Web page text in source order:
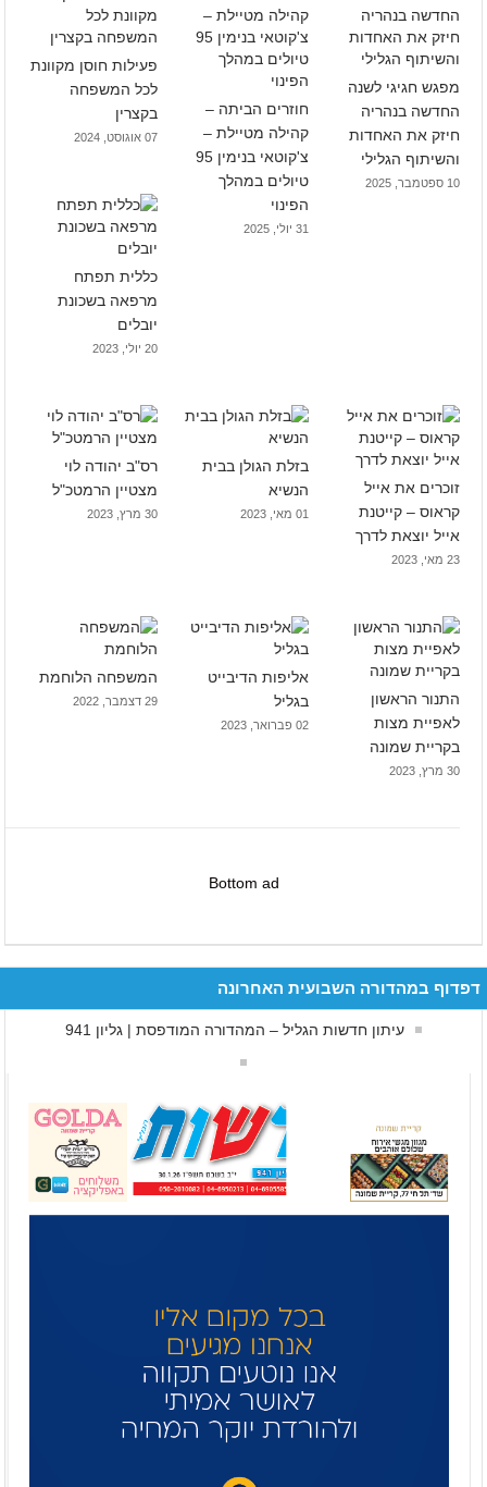
מפגש חגיגי לשנה
החדשה בנהריה
חיזק את האחדות
והשיתוף הגלילי
10 ספטמבר, 2025
חוזרים הביתה –
קהילה מטיילת –
צ'קוטאי בנימין 95
טיולים במהלך
הפינוי
31 יולי, 2025
פעילות חוסן מקוונת
לכל המשפחה
בקצרין
07 אוגוסט, 2024
כללית תפתח
מרפאה בשכונת
יובלים
20 יולי, 2023
זוכרים את אייל
קראוס – קייטנת
אייל יוצאת לדרך
23 מאי, 2023
בזלת הגולן בבית
הנשיא
01 מאי, 2023
רס"ב יהודה לוי
מצטיין הרמטכ"ל
30 מרץ, 2023
התנור הראשון
לאפיית מצות
בקריית שמונה
30 מרץ, 2023
אליפות הדיבייט
בגליל
02 פברואר, 2023
המשפחה הלוחמת
29 דצמבר, 2022
Bottom ad
דפדוף במהדורה השבועית האחרונה
עיתון חדשות הגליל – המהדורה המודפסת | גליון 941